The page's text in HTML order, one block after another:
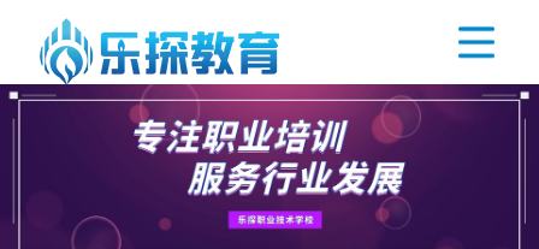
学校介绍